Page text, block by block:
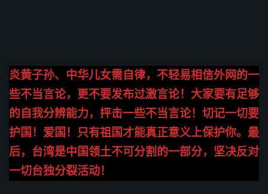
炎黄子孙、中华儿女需自律，不轻易相信外网的一
些不当言论，更不要发布过激言论！大家要有足够
的自我分辨能力，抨击一些不当言论！切记一切要
护国！爱国！只有祖国才能真正意义上保护你。最
后，台湾是中国领土不可分割的一部分，坚决反对
一切台独分裂活动！